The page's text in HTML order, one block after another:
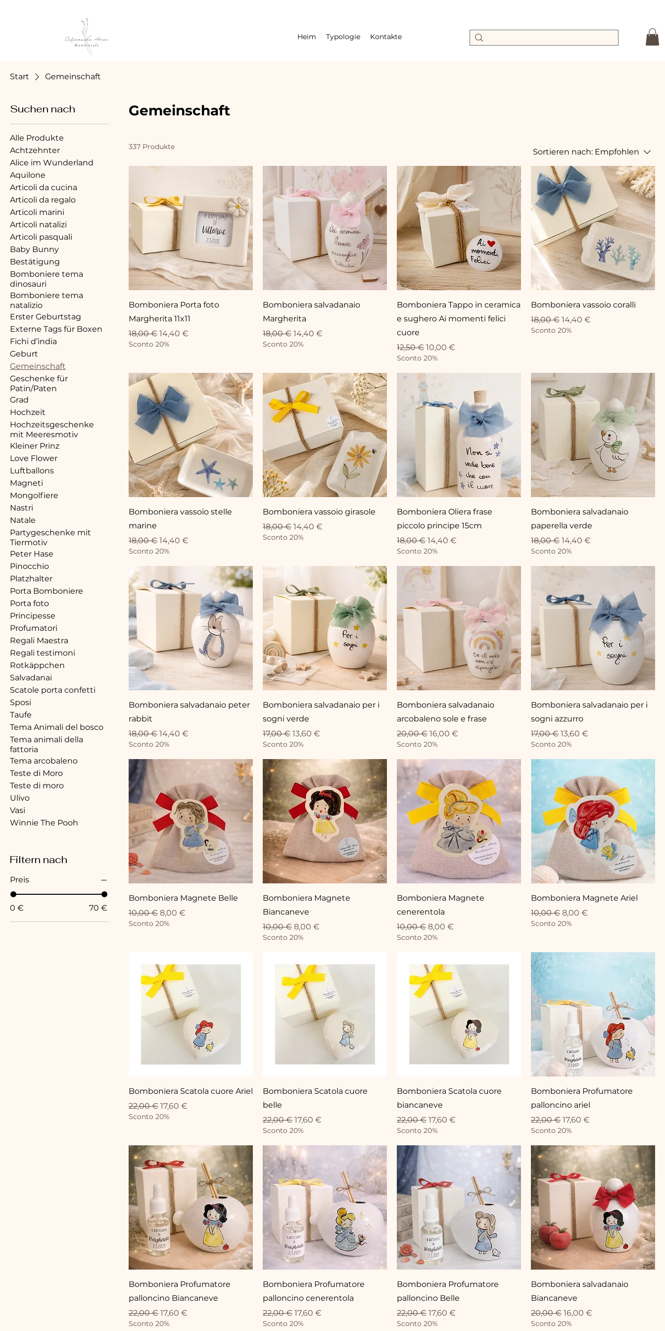
Heim Typologie Kontakte
Start Gemeinschaft
Suchen nach
Alle Produkte
Achtzehnter
Alice im Wunderland
Aquilone
Articoli da cucina
Articoli da regalo
Articoli marini
Articoli natalizi
Articoli pasquali
Baby Bunny
Bestätigung
Bomboniere tema
dinosauri
Bomboniere tema
natalizio
Erster Geburtstag
Externe Tags für Boxen
Fichi d’india
Geburt
Gemeinschaft
Geschenke für
Patin/Paten
Grad
Hochzeit
Hochzeitsgeschenke
mit Meeresmotiv
Kleiner Prinz
Love Flower
Luftballons
Magneti
Mongolfiere
Nastri
Natale
Partygeschenke mit
Tiermotiv
Peter Hase
Pinocchio
Platzhalter
Porta Bomboniere
Porta foto
Principesse
Profumatori
Regali Maestra
Regali testimoni
Rotkäppchen
Salvadanai
Scatole porta confetti
Sposi
Taufe
Tema Animali del bosco
Tema animali della
fattoria
Tema arcobaleno
Teste di Moro
Teste di moro
Ulivo
Vasi
Winnie The Pooh
Filtern nach
Preis
0 € 70 €
Gemeinschaft
337 Produkte
Sortieren nach: Empfohlen
Bomboniera Porta foto
Margherita 11x11
Standardpreis
18,00 € Sale-Preis
14,40 €
Sconto 20%
Bomboniera salvadanaio
Margherita
Standardpreis
18,00 € Sale-Preis
14,40 €
Sconto 20%
Bomboniera Tappo in ceramica
e sughero Ai momenti felici
cuore
Standardpreis
12,50 € Sale-Preis
10,00 €
Sconto 20%
Bomboniera vassoio coralli
Standardpreis
18,00 € Sale-Preis
14,40 €
Sconto 20%
Bomboniera vassoio stelle
marine
Standardpreis
18,00 € Sale-Preis
14,40 €
Sconto 20%
Bomboniera vassoio girasole
Standardpreis
18,00 € Sale-Preis
14,40 €
Sconto 20%
Bomboniera Oliera frase
piccolo principe 15cm
Standardpreis
18,00 € Sale-Preis
14,40 €
Sconto 20%
Bomboniera salvadanaio
paperella verde
Standardpreis
18,00 € Sale-Preis
14,40 €
Sconto 20%
Bomboniera salvadanaio peter
rabbit
Standardpreis
18,00 € Sale-Preis
14,40 €
Sconto 20%
Bomboniera salvadanaio per i
sogni verde
Standardpreis
17,00 € Sale-Preis
13,60 €
Sconto 20%
Bomboniera salvadanaio
arcobaleno sole e frase
Standardpreis
20,00 € Sale-Preis
16,00 €
Sconto 20%
Bomboniera salvadanaio per i
sogni azzurro
Standardpreis
17,00 € Sale-Preis
13,60 €
Sconto 20%
Bomboniera Magnete Belle
Standardpreis
10,00 € Sale-Preis
8,00 €
Sconto 20%
Bomboniera Magnete
Biancaneve
Standardpreis
10,00 € Sale-Preis
8,00 €
Sconto 20%
Bomboniera Magnete
cenerentola
Standardpreis
10,00 € Sale-Preis
8,00 €
Sconto 20%
Bomboniera Magnete Ariel
Standardpreis
10,00 € Sale-Preis
8,00 €
Sconto 20%
Bomboniera Scatola cuore Ariel
Standardpreis
22,00 € Sale-Preis
17,60 €
Sconto 20%
Bomboniera Scatola cuore
belle
Standardpreis
22,00 € Sale-Preis
17,60 €
Sconto 20%
Bomboniera Scatola cuore
biancaneve
Standardpreis
22,00 € Sale-Preis
17,60 €
Sconto 20%
Bomboniera Profumatore
palloncino ariel
Standardpreis
22,00 € Sale-Preis
17,60 €
Sconto 20%
Bomboniera Profumatore
palloncino Biancaneve
Standardpreis
22,00 € Sale-Preis
17,60 €
Sconto 20%
Bomboniera Profumatore
palloncino cenerentola
Standardpreis
22,00 € Sale-Preis
17,60 €
Sconto 20%
Bomboniera Profumatore
palloncino Belle
Standardpreis
22,00 € Sale-Preis
17,60 €
Sconto 20%
Bomboniera salvadanaio
Biancaneve
Standardpreis
20,00 € Sale-Preis
16,00 €
Sconto 20%